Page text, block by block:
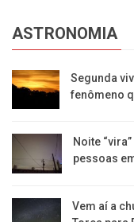
ASTRONOMIA
Segunda
fenômeno
Noite
pessoas
Vem aí a